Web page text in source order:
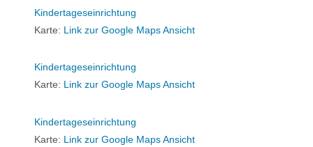
Kindertageseinrichtung
Karte: Link zur Google Maps Ansicht
Kindertageseinrichtung
Karte: Link zur Google Maps Ansicht
Kindertageseinrichtung
Karte: Link zur Google Maps Ansicht